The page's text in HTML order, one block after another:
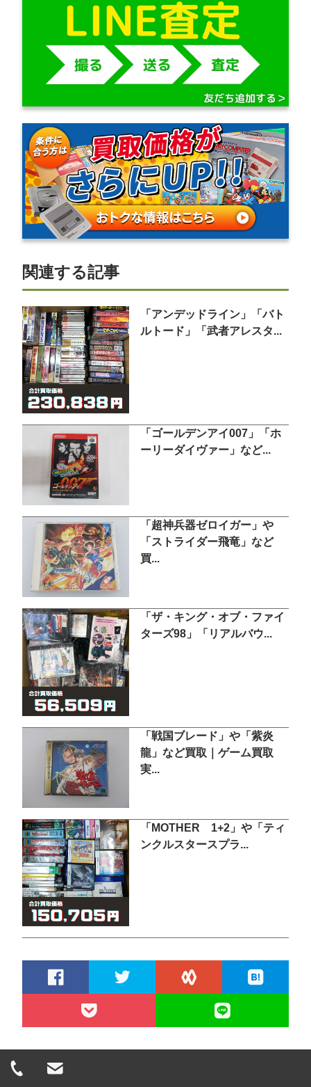
関連する記事
「アンデッドライン」「バト
ルトード」「武者アレスタ...
「ゴールデンアイ007」「ホ
ーリーダイヴァー」など...
「超神兵器ゼロイガー」や
「ストライダー飛竜」など
買...
「ザ・キング・オブ・ファイ
ターズ98」「リアルバウ...
「戦国ブレード」や「紫炎
龍」など買取｜ゲーム買取
実...
「MOTHER 1+2」や「ティ
ンクルスタースプラ...